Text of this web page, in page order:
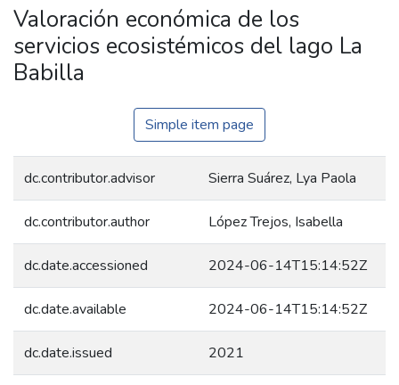
Valoración económica de los
servicios ecosistémicos del lago La
Babilla
Simple item page
dc.contributor.advisor Sierra Suárez, Lya Paola
dc.contributor.author López Trejos, Isabella
dc.date.accessioned 2024-06-14T15:14:52Z
dc.date.available 2024-06-14T15:14:52Z
dc.date.issued 2021